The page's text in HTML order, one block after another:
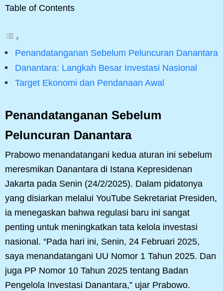
Table of Contents
Penandatanganan Sebelum Peluncuran Danantara
Danantara: Langkah Besar Investasi Nasional
Target Ekonomi dan Pendanaan Awal
Penandatanganan Sebelum
Peluncuran Danantara
Prabowo menandatangani kedua aturan ini sebelum
meresmikan Danantara di Istana Kepresidenan
Jakarta pada Senin (24/2/2025). Dalam pidatonya
yang disiarkan melalui YouTube Sekretariat Presiden,
ia menegaskan bahwa regulasi baru ini sangat
penting untuk meningkatkan tata kelola investasi
nasional. “Pada hari ini, Senin, 24 Februari 2025,
saya menandatangani UU Nomor 1 Tahun 2025. Dan
juga PP Nomor 10 Tahun 2025 tentang Badan
Pengelola Investasi Danantara,” ujar Prabowo.